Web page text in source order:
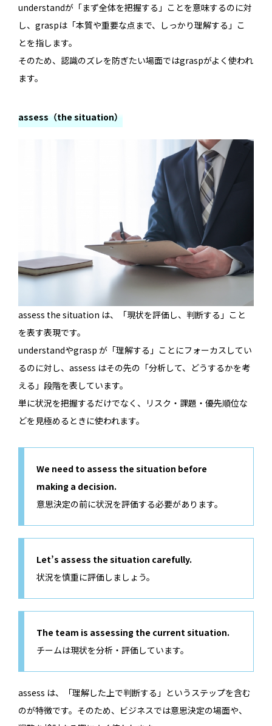
understandが「まず全体を把握する」ことを意味するのに対
し、graspは「本質や重要な点まで、しっかり理解する」こ
とを指します。
そのため、認識のズレを防ぎたい場面ではgraspがよく使われ
ます。
assess（the situation）
assess the situation は、「現状を評価し、判断する」こと
を表す表現です。
understandやgrasp が「理解する」ことにフォーカスしてい
るのに対し、assess はその先の「分析して、どうするかを考
える」段階を表しています。
単に状況を把握するだけでなく、リスク・課題・優先順位な
どを見極めるときに使われます。
We need to assess the situation before
making a decision.
意思決定の前に状況を評価する必要があります。
Let’s assess the situation carefully.
状況を慎重に評価しましょう。
The team is assessing the current situation.
チームは現状を分析・評価しています。
assess は、「理解した上で判断する」というステップを含む
のが特徴です。そのため、ビジネスでは意思決定の場面や、